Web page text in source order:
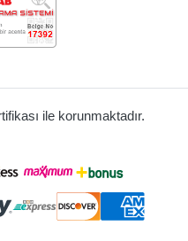
ile korunmaktadır.